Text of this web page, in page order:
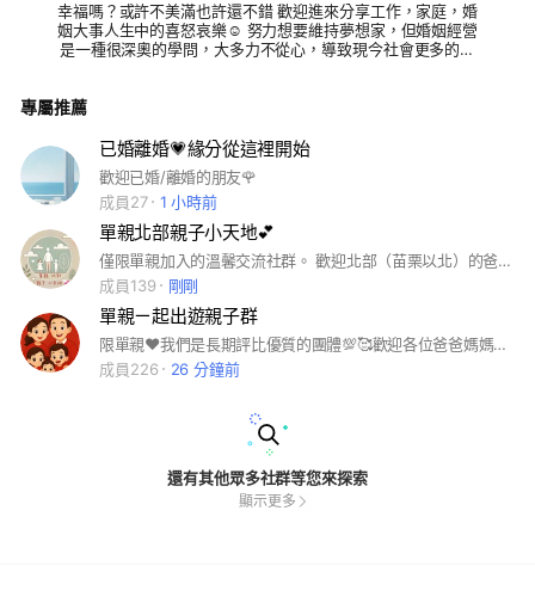
幸福嗎？或許不美滿也許還不錯 歡迎進來分享工作，家庭，婚
姻大事人生中的喜怒哀樂☺️ 努力想要維持夢想家，但婚姻經營
是一種很深奧的學問，大多力不從心，導致現今社會更多的失
生活上的壓力，餘生不將就，大家一起取暖吧❤️ ＃已婚＃離婚
同溫層＃外遇＃子女＃婆媳＃公婆＃室友＃豬隊友＃過客＃餘生
＃搭伙＃壓力＃家庭＃
專屬推薦
已婚離婚💗緣分從這裡開始
歡迎已婚/離婚的朋友🌹
成員27
1 小時前
單親北部親子小天地💕
僅限單親加入的溫馨交流社群。 歡迎北部（苗栗以北）的爸爸媽媽們一起分享生活、討論育兒大小事。在這條陪伴孩子成長的路上，我們不孤單。 我們也會不定期舉辦親子出遊活動，讓孩子在愛與陪伴中茁壯，爸媽們也能找到彼此的支持與鼓勵。
成員139
剛剛
單親ㄧ起出遊親子群
限單親♥️我們是長期評比優質的團體💯🥰歡迎各位爸爸媽媽們分享生活、育兒的路上會遇到很多問題，歡迎一起討論，一起出遊，讓孩子成長的路上不孤單👍禁止吵架謾罵，請自行私下處理！也不接受長期潛水人物~那就失去加入群的意義！
成員226
26 分鐘前
還有其他眾多社群等您來探索
顯示更多